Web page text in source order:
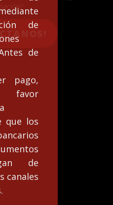
de
de
pago,
que los
de
canales